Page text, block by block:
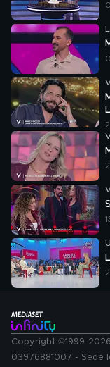
Copyright ©1999-
03976881007 - Sede